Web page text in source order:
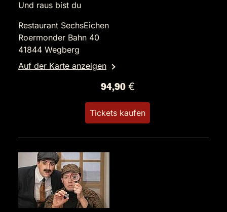
Und raus bist du
Restaurant SechsEichen
Roermonder Bahn 40
41844 Wegberg
Auf der Karte anzeigen
94,90 €
Tickets kaufen